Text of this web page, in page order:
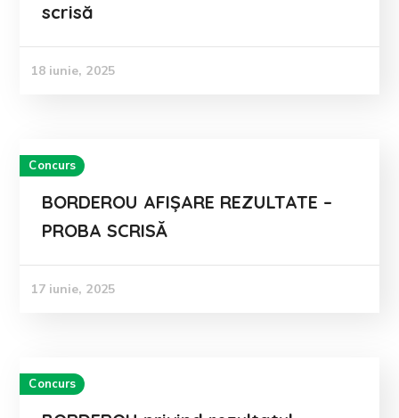
scrisă
18 iunie, 2025
Concurs
BORDEROU AFIȘARE REZULTATE –
PROBA SCRISĂ
17 iunie, 2025
Concurs